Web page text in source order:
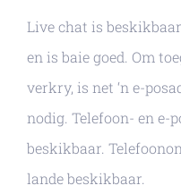
Live chat is
en is baie goed. Om
verkry, is net ‘n e-
nodig. Telefoon- en e-
beskikbaar.
lande beskikbaar.